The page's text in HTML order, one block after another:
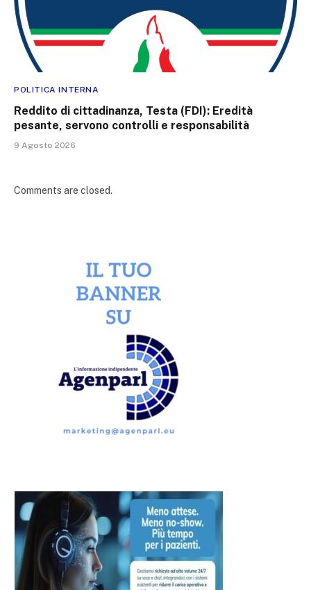
POLITICA INTERNA
Reddito di cittadinanza, Testa (FDI): Eredità
pesante, servono controlli e responsabilità
9 Agosto 2026
Comments are closed.